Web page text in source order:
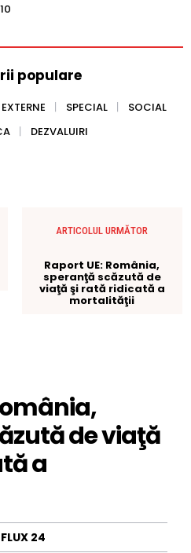
populare
EXTERNE SPECIAL
SOCIAL
DEZVALUIRI
ARTICOLUL URMĂTOR
Raport UE: România,
speranţă scăzută de
viaţă şi rată ridicată a
mortalităţii